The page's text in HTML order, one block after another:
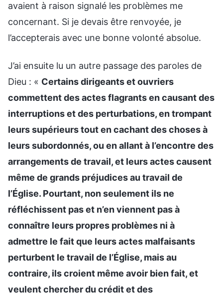
avaient à raison signalé les problèmes me
concernant. Si je devais être renvoyée, je
l’accepterais avec une bonne volonté absolue.
J’ai ensuite lu un autre passage des paroles de
Dieu : « Certains dirigeants et ouvriers
commettent des actes flagrants en causant des
interruptions et des perturbations, en trompant
leurs supérieurs tout en cachant des choses à
leurs subordonnés, ou en allant à l’encontre des
arrangements de travail, et leurs actes causent
même de grands préjudices au travail de
l’Église. Pourtant, non seulement ils ne
réfléchissent pas et n’en viennent pas à
connaître leurs propres problèmes ni à
admettre le fait que leurs actes malfaisants
perturbent le travail de l’Église, mais au
contraire, ils croient même avoir bien fait, et
veulent chercher du crédit et des